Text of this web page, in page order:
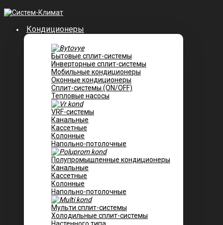
Кондиционеры
Бытовые сплит-системы
Инверторные сплит-системы
Мобильные кондиционеры
Оконные кондиционеры
Сплит-системы (ON/OFF)
Тепловые насосы
VRF-системы
Канальные
Касcетные
Колонные
Напольно-потолочные
Полупромышленные кондиционеры
Канальные
Кассетные
Колонные
Напольно-потолочные
Мульти сплит-системы
Холодильные сплит-системы